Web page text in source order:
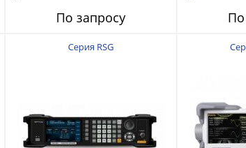
По запросу По
Серия RSG